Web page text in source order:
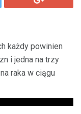
każdy powinien
i jedna na trzy
raka w ciągu